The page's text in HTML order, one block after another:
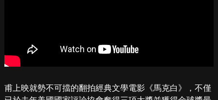
甫上映就勢不可擋的翻拍經典文學電影《馬克白》，不僅